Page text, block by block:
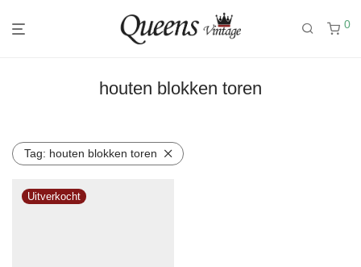
0
houten blokken toren
Tag: houten blokken toren